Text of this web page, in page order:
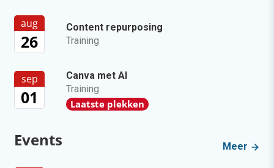
aug
26
Content repurposing
Training
sep
01
Canva met AI
Training
Laatste plekken
Events Meer